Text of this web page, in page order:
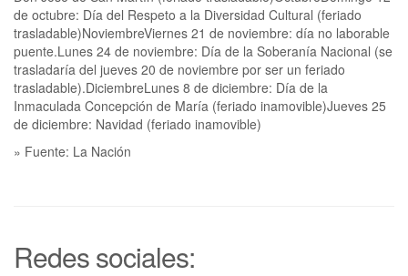
de octubre: Día del Respeto a la Diversidad Cultural (feriado
trasladable)NoviembreViernes 21 de noviembre: día no laborable
puente.Lunes 24 de noviembre: Día de la Soberanía Nacional (se
trasladaría del jueves 20 de noviembre por ser un feriado
trasladable).DiciembreLunes 8 de diciembre: Día de la
Inmaculada Concepción de María (feriado inamovible)Jueves 25
de diciembre: Navidad (feriado inamovible)
» Fuente: La Nación
Redes sociales: